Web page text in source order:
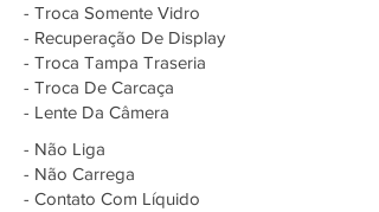
- Troca Somente Vidro
- Recuperação De Display
- Troca Tampa Traseria
- Troca De Carcaça
- Lente Da Câmera
- Não Liga
- Não Carrega
- Contato Com Líquido